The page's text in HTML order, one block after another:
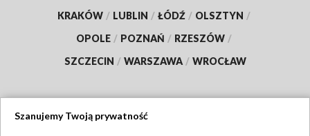
KRAKÓW / LUBLIN / ŁÓDŹ / OLSZTYN /
OPOLE / POZNAŃ / RZESZÓW /
SZCZECIN / WARSZAWA / WROCŁAW
Szanujemy Twoją prywatność